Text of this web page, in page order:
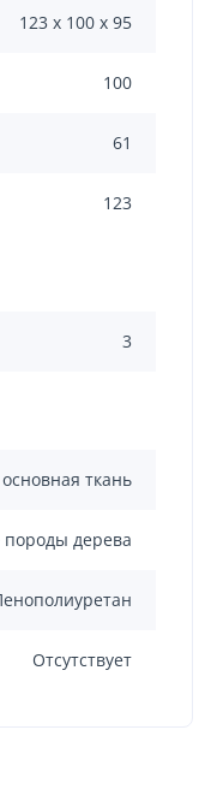
123 x 100 x 95
100
61
123
3
основная ткань
дерева
Отсутствует